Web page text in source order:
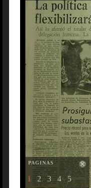
PAGINAS
1 2 3 4 5